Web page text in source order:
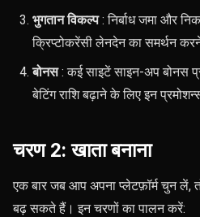
भुगतान विकल्प: निर्बाध जमा और
क्रिप्टोकरेंसी लेनदेन का समर्थन
बोनस: कई साइटें साइन-अप बोनस
बेटिंग राशि बढ़ाने के लिए इन
चरण 2: खाता बनाना
एक बार जब आप अपना प्लेटफ़ॉर्म चुन लें,
बढ़ सकते हैं। इन चरणों का पालन करें: